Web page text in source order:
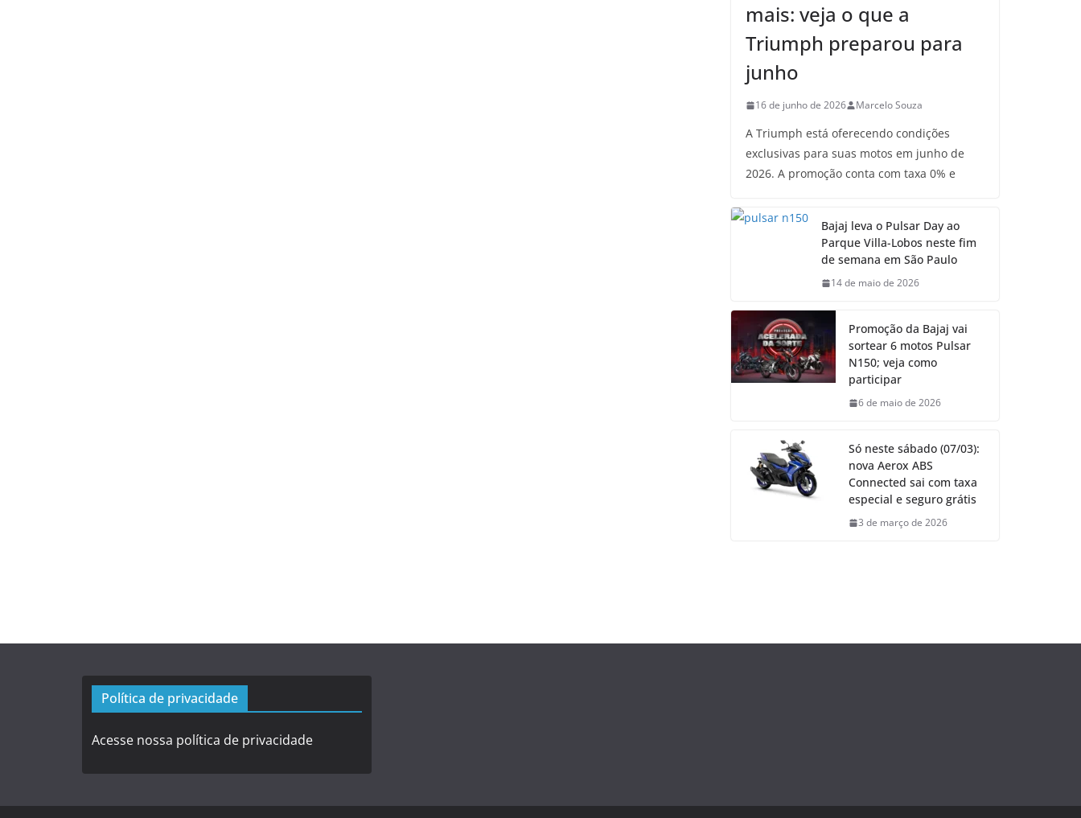
mais: veja o que a
Triumph preparou para
junho
16 de junho de 2026 Marcelo Souza
A Triumph está oferecendo condições
exclusivas para suas motos em junho de
2026. A promoção conta com taxa 0% e
Bajaj leva o Pulsar Day ao
Parque Villa-Lobos neste fim
de semana em São Paulo
14 de maio de 2026
Promoção da Bajaj vai
sortear 6 motos Pulsar
N150; veja como
participar
6 de maio de 2026
Só neste sábado (07/03):
nova Aerox ABS
Connected sai com taxa
especial e seguro grátis
3 de março de 2026
Política de privacidade
Acesse nossa política de privacidade